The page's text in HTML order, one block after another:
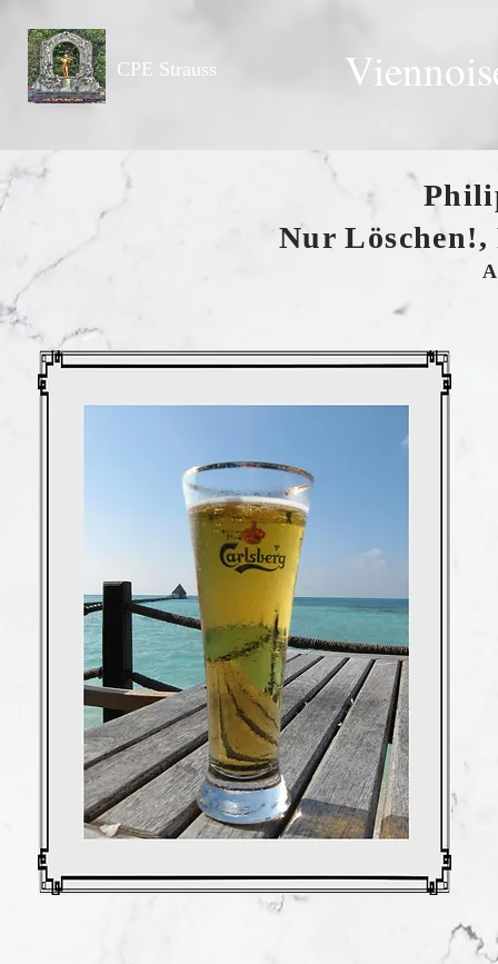
CPE Strauss
Nur Löschen!,